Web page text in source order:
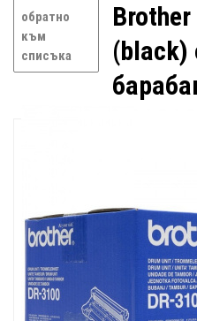
обратно
към
списъка
Brother
(black)